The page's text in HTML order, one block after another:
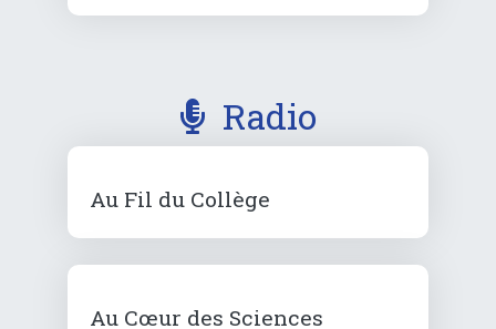
Radio
Au Fil du Collège
Au Cœur des Sciences